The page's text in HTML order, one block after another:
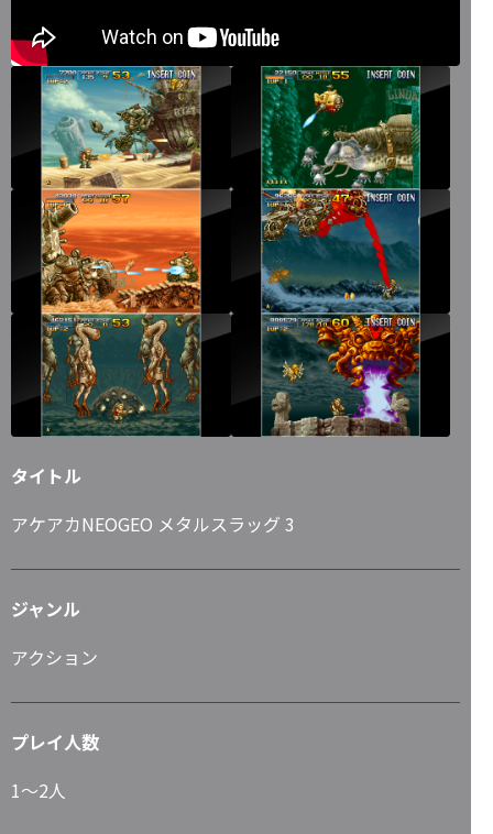
タイトル
アケアカNEOGEO メタルスラッグ 3
ジャンル
アクション
プレイ人数
1～2人